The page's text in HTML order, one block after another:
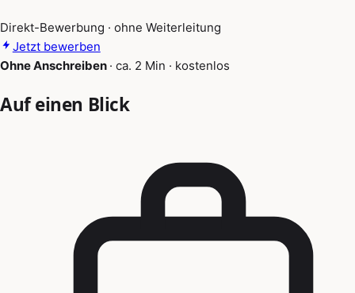
Direkt-Bewerbung · ohne Weiterleitung
Jetzt bewerben
Ohne Anschreiben · ca. 2 Min · kostenlos
Auf einen Blick